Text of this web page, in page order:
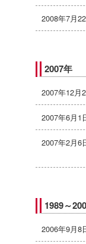
2008年7月
2007年
2007年12月
2007年6月1
2007年2月6
1989～
2006年9月8